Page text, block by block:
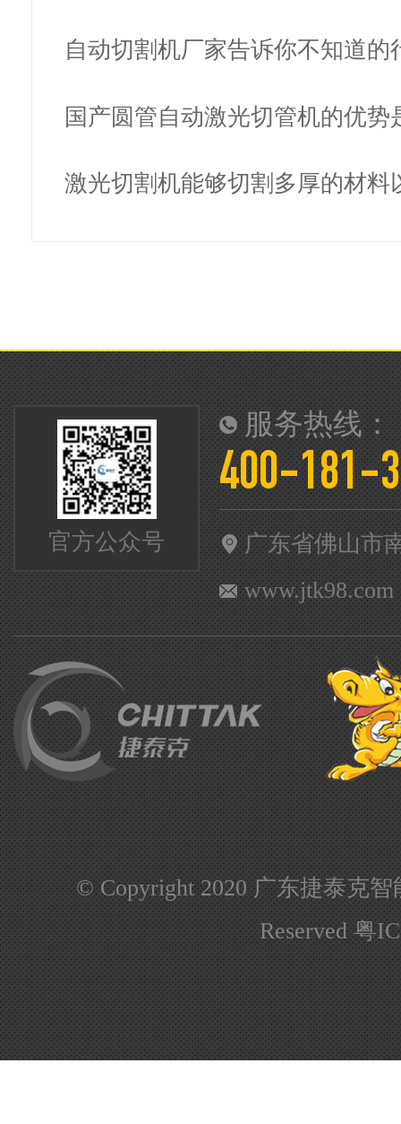
利器
自动切割机厂家告诉你不知道的
幕
国产圆管自动激光切管机的优势
么？
激光切割机能够切割多厚的材料
官方公众号
服务热线：
400-181-
广东省佛山市
www.jtk98.com
© Copyright 2020 广东捷泰克
Reserved粤